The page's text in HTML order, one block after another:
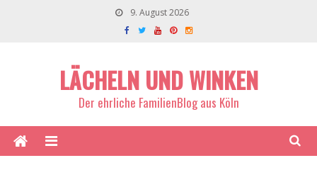
9. August 2026
LÄCHELN UND WINKEN
Der ehrliche FamilienBlog aus Köln